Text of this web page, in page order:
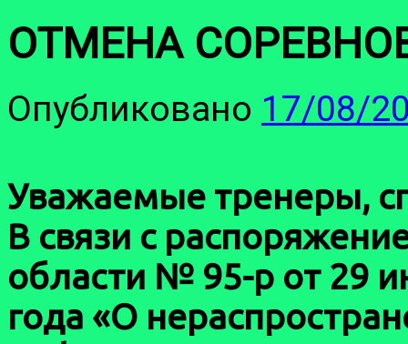
ОТМЕНА
Опубликовано 17/08/
Уважаемые тренеры,
В связи с
области № 95-р от 29
года «О